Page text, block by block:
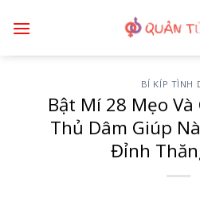
qua
BÍ KÍP TÌNH
Bật Mí 28 Mẹo Và
Thủ Dâm Giúp
Đỉnh